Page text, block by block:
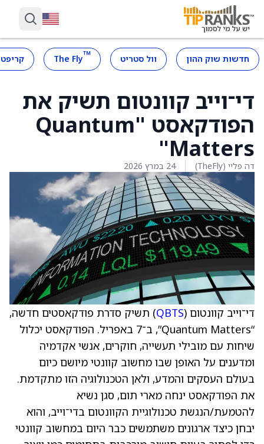
חדשות שוק ההון וול סטריט ™
The Fly
די־וייב קוונטום תשיק את
הפודקאסט "Quantum
Matters"
דה פליי (TheFly) 24 במרץ 2026
די־וייב קוונטום (QBTS) תשיק סדרת פודקאסטים חדשה,
“Quantum Matters”, ב־7 באפריל. הפודקאסט יכלול
שיחות עם מובילי תעשייה, חוקרים, אנשי אקדמיה
ומדענים על האופן שבו מחשוב קוונטי מיושם כיום
בעולם העסקים והמדע, ולאן הטכנולוגיה הזו מתקדמת.
את הפודקאסט ינחה מארי תום, סגן נשיא
להטמעת/הנגשת טכנולוגיית הקוונטום בדי־וייב, והוא
יבחן כיצד ארגונים משתמשים כבר היום במחשוב קוונטי